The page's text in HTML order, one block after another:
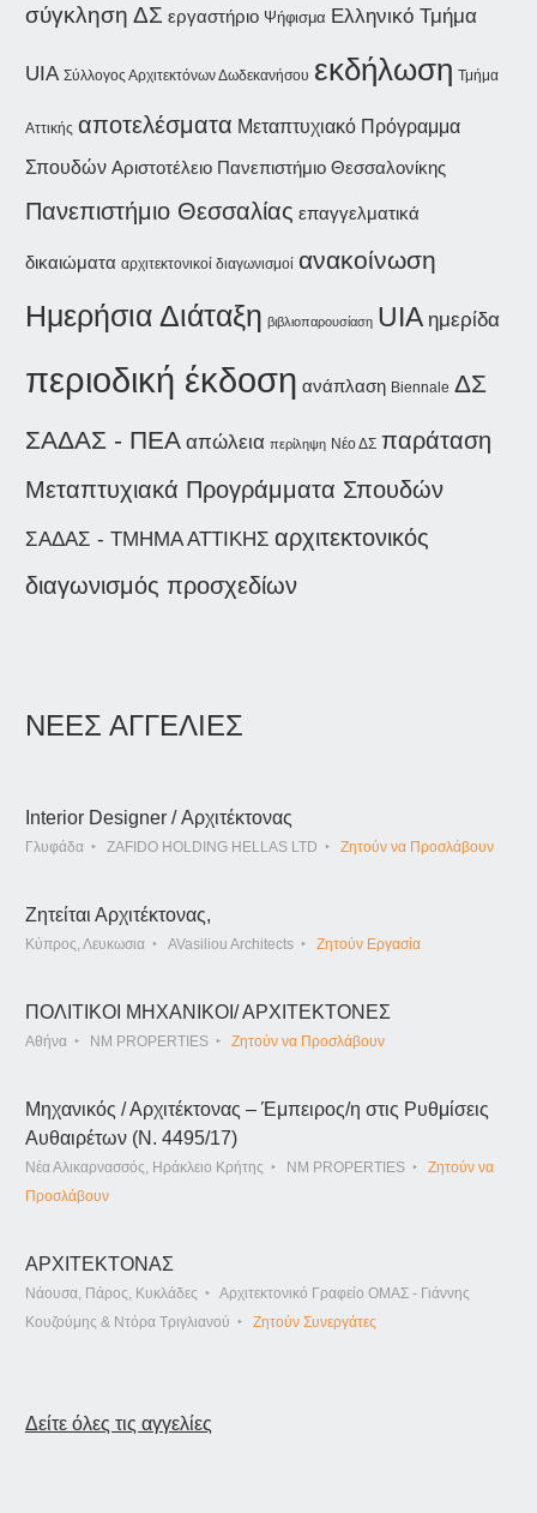
σύγκληση ΔΣ εργαστήριο Ψήφισμα Ελληνικό Τμήμα
UIA Σύλλογος Αρχιτεκτόνων Δωδεκανήσου εκδήλωση Τμήμα
Αττικής αποτελέσματα Μεταπτυχιακό Πρόγραμμα
Σπουδών Αριστοτέλειο Πανεπιστήμιο Θεσσαλονίκης
Πανεπιστήμιο Θεσσαλίας επαγγελματικά
δικαιώματα αρχιτεκτονικοί διαγωνισμοί ανακοίνωση
Ημερήσια Διάταξη βιβλιοπαρουσίαση UIA ημερίδα
περιοδική έκδοση ανάπλαση Biennale ΔΣ
ΣΑΔΑΣ - ΠΕΑ απώλεια περίληψη Νέο ΔΣ παράταση
Μεταπτυχιακά Προγράμματα Σπουδών
ΣΑΔΑΣ - ΤΜΗΜΑ ΑΤΤΙΚΗΣ αρχιτεκτονικός
διαγωνισμός προσχεδίων
ΝΕΕΣ ΑΓΓΕΛΙΕΣ
Interior Designer / Αρχιτέκτονας
Γλυφάδα ZAFIDO HOLDING HELLAS LTD Ζητούν να Προσλάβουν
Ζητείται Αρχιτέκτονας,
Κύπρος, Λευκωσια AVasiliou Architects Ζητούν Εργασία
ΠΟΛΙΤΙΚΟΙ ΜΗΧΑΝΙΚΟΙ/ ΑΡΧΙΤΕΚΤΟΝΕΣ
Αθήνα NM PROPERTIES Ζητούν να Προσλάβουν
Μηχανικός / Αρχιτέκτονας – Έμπειρος/η στις Ρυθμίσεις
Αυθαιρέτων (Ν. 4495/17)
Νέα Αλικαρνασσός, Ηράκλειο Κρήτης NM PROPERTIES
Ζητούν να
Προσλάβουν
ΑΡΧΙΤΕΚΤΟΝΑΣ
Νάουσα, Πάρος, Κυκλάδες
Αρχιτεκτονικό Γραφείο ΟΜΑΣ - Γιάννης
Κουζούμης & Ντόρα Τριγλιανού
Ζητούν Συνεργάτες
Δείτε όλες τις αγγελίες